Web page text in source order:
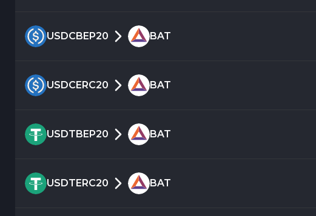
USDCBEP20 BAT
USDCERC20 BAT
USDTBEP20 BAT
USDTERC20 BAT